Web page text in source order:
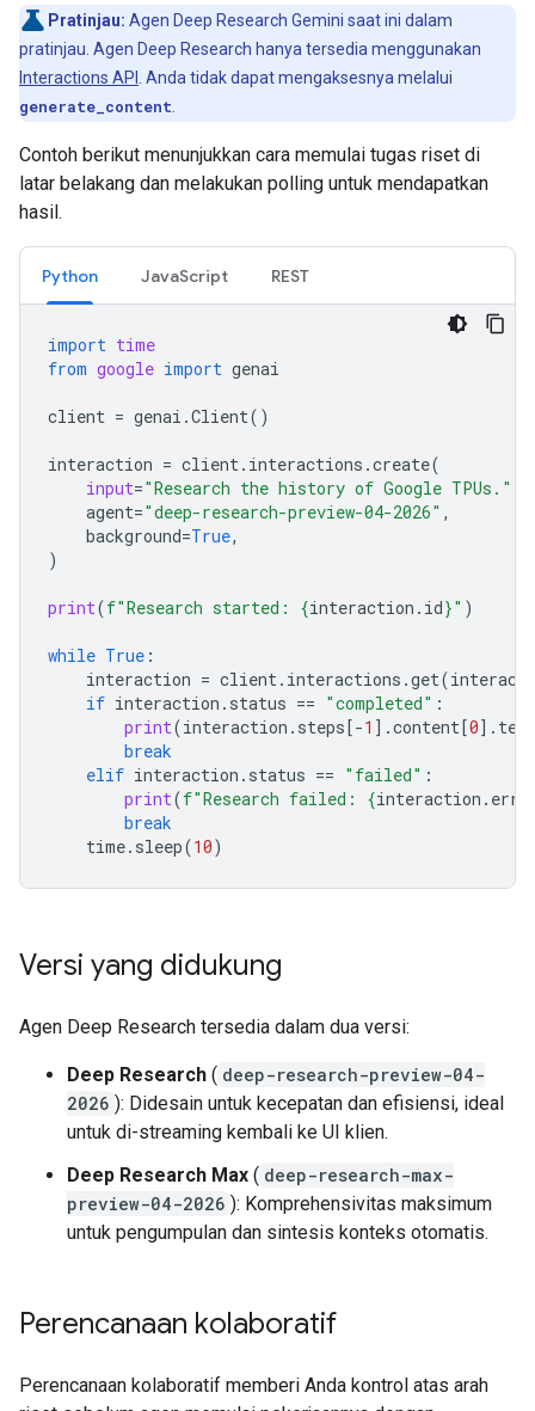
Pratinjau: Agen Deep Research Gemini saat ini dalam
pratinjau. Agen Deep Research hanya tersedia menggunakan
Interactions API
. Anda tidak dapat mengaksesnya melalui
generate_content
Contoh berikut menunjukkan cara memulai tugas riset di
latar belakang dan melakukan polling untuk mendapatkan
hasil.
Python JavaScript REST
import time
from google import genai
client = genai .Client()
interaction = client. interactions .create(
input="Research the history of Google TPUs."
agent="deep-research-preview-04-2026" ,
background=True,
)
print(f"Research started: {interaction . id}" )
while True :
interaction = client. interactions .get(
if interaction . status == "completed" :
print(interaction . steps[-1 ] .content[0] . text
break
elif interaction . status == "failed" :
print(f"Research failed: {interaction .
break
time. sleep(10)
Versi yang didukung
Agen Deep Research tersedia dalam dua versi:
Deep Research ( deep-research-preview-04-
2026 ): Didesain untuk kecepatan dan efisiensi, ideal
untuk di-streaming kembali ke UI klien.
Deep Research Max ( deep-research-max-
preview-04-2026 ): Komprehensivitas maksimum
untuk pengumpulan dan sintesis konteks otomatis.
Perencanaan kolaboratif
Perencanaan kolaboratif memberi Anda kontrol atas arah